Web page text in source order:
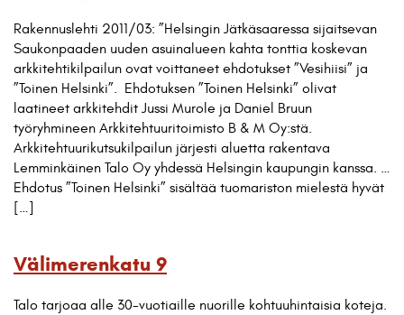
Rakennuslehti 2011/03: ”Helsingin Jätkäsaaressa sijaitsevan
Saukonpaaden uuden asuinalueen kahta tonttia koskevan
arkkitehtikilpailun ovat voittaneet ehdotukset ”Vesihiisi” ja
”Toinen Helsinki”. Ehdotuksen ”Toinen Helsinki” olivat
laatineet arkkitehdit Jussi Murole ja Daniel Bruun
työryhmineen Arkkitehtuuritoimisto B & M Oy:stä.
Arkkitehtuurikutsukilpailun järjesti aluetta rakentava
Lemminkäinen Talo Oy yhdessä Helsingin kaupungin kanssa. …
Ehdotus ”Toinen Helsinki” sisältää tuomariston mielestä hyvät
[…]
Välimerenkatu 9
Talo tarjoaa alle 30-vuotiaille nuorille kohtuuhintaisia koteja.